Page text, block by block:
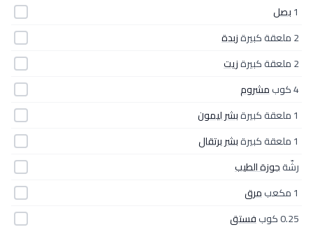
1بصل
2 ملعقة كبيرة
زبدة
2 ملعقة كبيرة
زيت
4 كوب
مشروم
1 ملعقة كبيرة
بشر ليمون
1 ملعقة كبيرة
بشر برتقال
رشّةجوزة الطيب
1 مكعب
مرق
0.25 كوب
فستق